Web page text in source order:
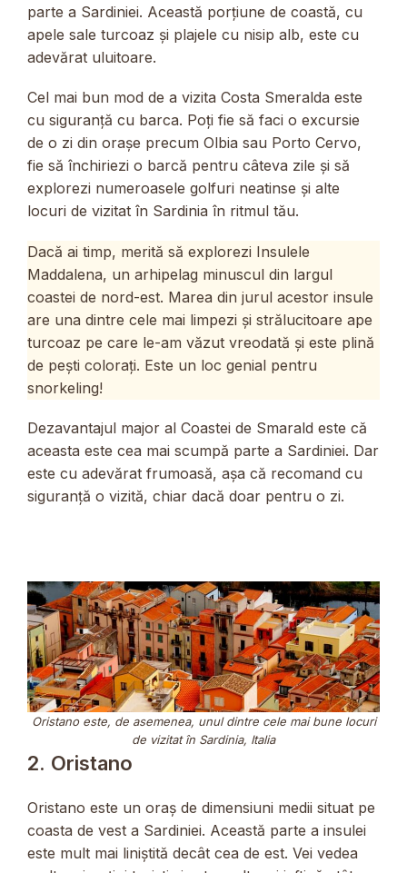
parte a Sardiniei. Această porțiune de coastă, cu
apele sale turcoaz și plajele cu nisip alb, este cu
adevărat uluitoare.
Cel mai bun mod de a vizita Costa Smeralda este
cu siguranță cu barca. Poți fie să faci o excursie
de o zi din orașe precum Olbia sau Porto Cervo,
fie să închiriezi o barcă pentru câteva zile și să
explorezi numeroasele golfuri neatinse și alte
locuri de vizitat în Sardinia în ritmul tău.
Dacă ai timp, merită să explorezi Insulele
Maddalena, un arhipelag minuscul din largul
coastei de nord-est. Marea din jurul acestor insule
are una dintre cele mai limpezi și strălucitoare ape
turcoaz pe care le-am văzut vreodată și este plină
de pești colorați. Este un loc genial pentru
snorkeling!
Dezavantajul major al Coastei de Smarald este că
aceasta este cea mai scumpă parte a Sardiniei. Dar
este cu adevărat frumoasă, așa că recomand cu
siguranță o vizită, chiar dacă doar pentru o zi.
Oristano este, de asemenea, unul dintre cele mai bune locuri
de vizitat în Sardinia, Italia
2. Oristano
Oristano este un oraș de dimensiuni medii situat pe
coasta de vest a Sardiniei. Această parte a insulei
este mult mai liniștită decât cea de est. Vei vedea